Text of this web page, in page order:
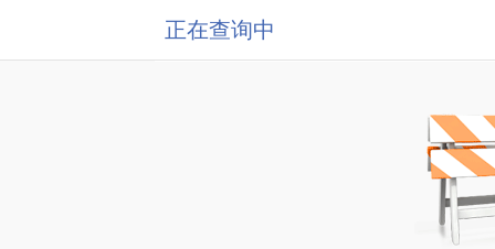
正在查询中